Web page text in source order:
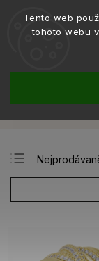
Tento web
tohoto webu
/
Nejlevnější
Nejdražší